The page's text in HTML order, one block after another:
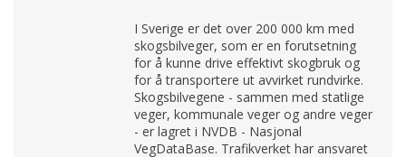
I Sverige er det over 200 000 km med
skogsbilveger, som er en forutsetning
for å kunne drive effektivt skogbruk og
for å transportere ut avvirket rundvirke.
Skogsbilvegene - sammen med statlige
veger, kommunale veger og andre veger
- er lagret i NVDB - Nasjonal
VegDataBase. Trafikverket har ansvaret